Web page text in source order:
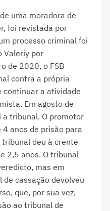
uma moradora de
foi revistada por
processo criminal foi
Valeriy por
de 2020, o FSB
contra a própria
continuar a atividade
Em agosto de
tribunal. O promotor
anos de prisão para
deu à crente
2,5 anos. O tribunal
mas em
cassação devolveu
que, por sua vez,
ao tribunal de